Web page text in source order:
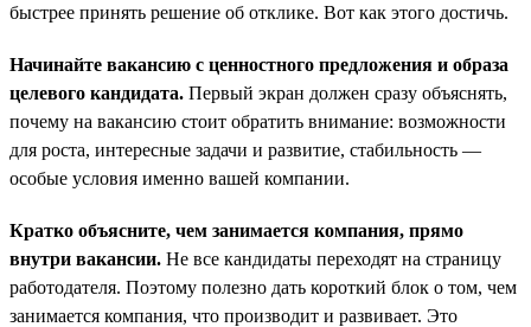
быстрее принять решение об отклике. Вот как этого достичь.
Начинайте вакансию с ценностного предложения и образа
целевого кандидата. Первый экран должен сразу объяснять,
почему на вакансию стоит обратить внимание: возможности
для роста, интересные задачи и развитие, стабильность —
особые условия именно вашей компании.
Кратко объясните, чем занимается компания, прямо
внутри вакансии. Не все кандидаты переходят на страницу
работодателя. Поэтому полезно дать короткий блок о том, чем
занимается компания, что производит и развивает. Это